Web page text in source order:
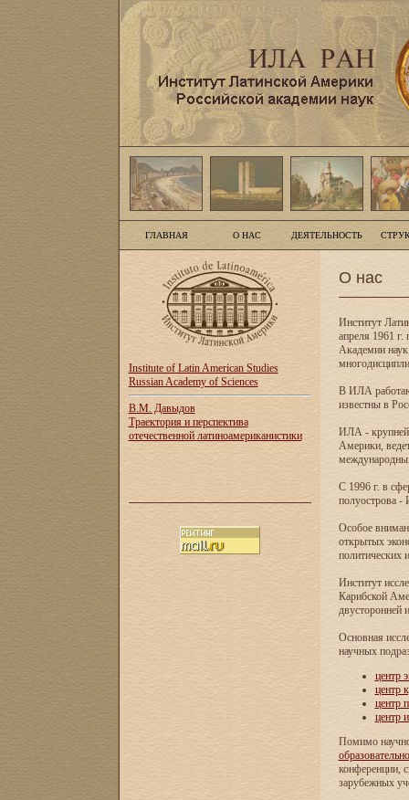
ГЛАВНАЯ О НАС ДЕЯТЕЛЬНОСТЬ
Institute of Latin American Studies
Russian Academy of Sciences
В.М. Давыдов
Траектория и перспектива
отечественной латиноамериканистики
О нас
Институт
апреля 1961
Академии
В ИЛА
известны в
ИЛА -
Америки,
С 1996 г. в
полуострова -
Особое
открытых
политических
Институт
Карибской
двусторонней
Основная
научных
центр
центр
центр
центр
Помимо
конференции,
зарубежных